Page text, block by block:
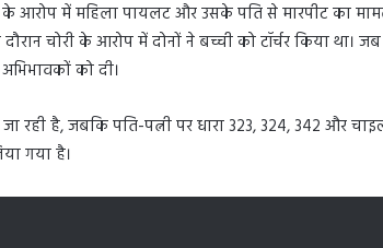
के आरोप में महिला पायलट और उसके पति से मारपीट का
चोरी के आरोप में दोनों ने बच्ची को टॉर्चर किया था।
को दी।
रही है, जबकि पति-पत्नी पर धारा 323, 324, 342 और
गया है।